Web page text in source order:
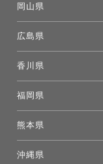
岡山県
広島県
香川県
福岡県
熊本県
沖縄県